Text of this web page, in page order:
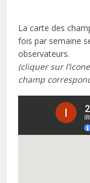
La carte des
fois par semaine
observateurs.
(cliquer sur
champ